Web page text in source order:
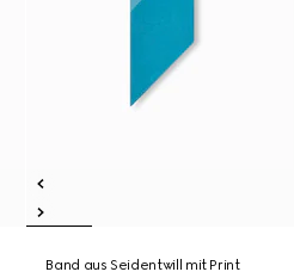
Band aus Seidentwill mit Print